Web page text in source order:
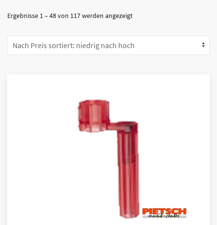
Ergebnisse 1 – 48 von 117 werden angezeigt